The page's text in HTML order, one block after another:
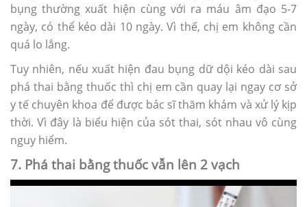
bụng thường xuất hiện cùng với ra máu âm đạo 5-7
ngày, có thể kéo dài 10 ngày. Vì thế, chị em không cần
quá lo lắng.
Tuy nhiên, nếu xuất hiện đau bụng dữ dội kéo dài sau
phá thai bằng thuốc thì chị em cần quay lại ngay cơ sở
y tế chuyên khoa để được bác sĩ thăm khám và xử lý kịp
thời. Vì đây là biểu hiện của sót thai, sót nhau vô cùng
nguy hiểm.
7. Phá thai bằng thuốc vẫn lên 2 vạch